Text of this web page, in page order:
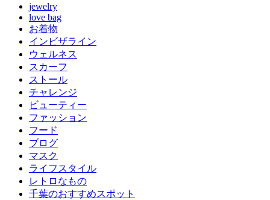
jewelry
love bag
お着物
インビザライン
ウェルネス
スカーフ
ストール
チャレンジ
ビューティー
ファッション
フード
ブログ
マスク
ライフスタイル
レトロなもの
千葉のおすすめスポット